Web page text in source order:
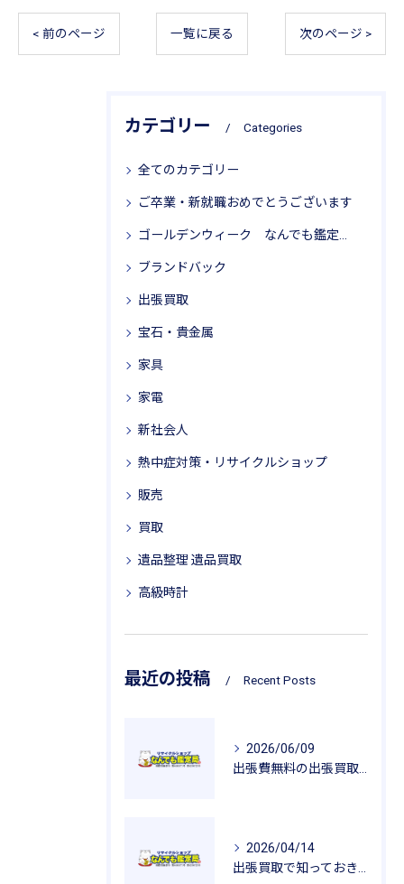
< 前のページ 一覧に戻る 次のページ >
カテゴリー Categories
全てのカテゴリー
ご卒業・新就職おめでとうございます
ゴールデンウィーク なんでも鑑定局 リサイクル思考
ブランドバック
出張買取
宝石・貴金属
家具
家電
新社会人
熱中症対策・リサイクルショップ
販売
買取
遺品整理 遺品買取
高級時計
最近の投稿 Recent Posts
2026/06/09
2026/04/14